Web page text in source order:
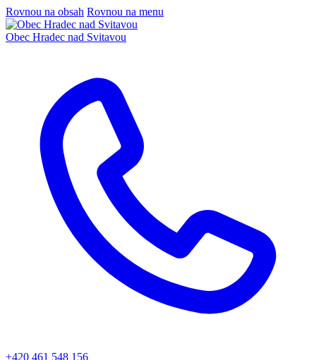
Rovnou na obsah Rovnou na menu
Obec Hradec nad Svitavou
+420 461 548 156